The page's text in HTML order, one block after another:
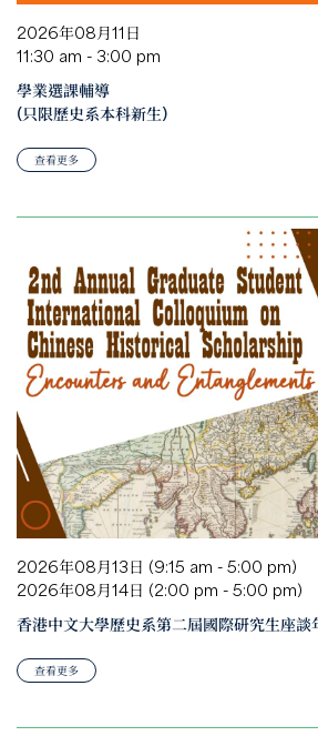
2026年08月11日
11:30 am - 3:00 pm
學業選課輔導
(只限歷史系本科新生)
查看更多
2026年08月13日 (9:15 am - 5:00 pm)
2026年08月14日 (2:00 pm - 5:00 pm)
香港中文大學歷史系第二屆國際研究生座談
查看更多